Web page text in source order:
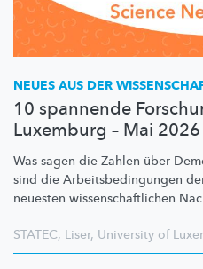
NEUES AUS DER
10 spannende
Luxemburg – Mai 2026
Was sagen die Zahlen über
sind die Arbeitsbedingungen
neuesten wissenschaftlichen
STATEC, Liser, University of